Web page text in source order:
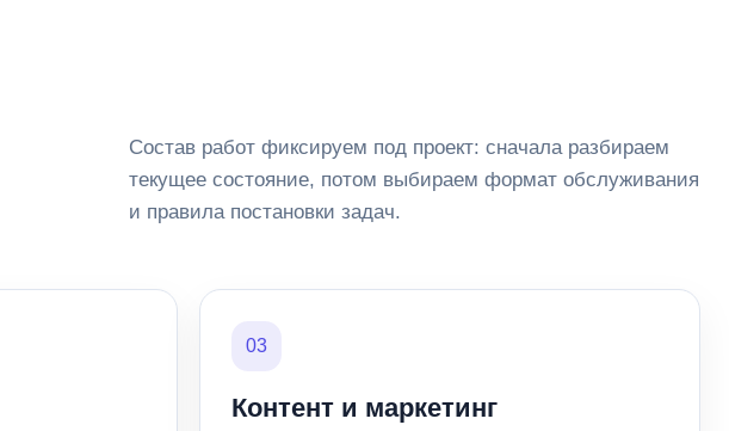
Состав работ фиксируем под проект: сначала разбираем
текущее состояние, потом выбираем формат обслуживания
и правила постановки задач.
03
Контент и маркетинг